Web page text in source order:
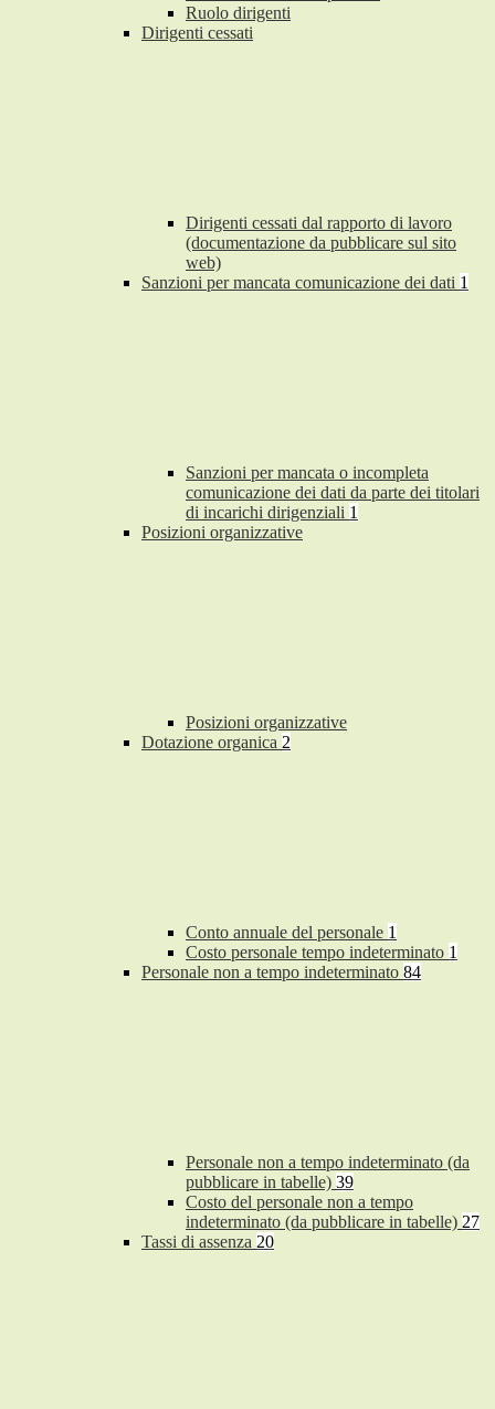
Ruolo dirigenti
Dirigenti cessati
Dirigenti cessati dal rapporto di lavoro
(documentazione da pubblicare sul sito
web)
Sanzioni per mancata comunicazione dei dati 1
Sanzioni per mancata o incompleta
comunicazione dei dati da parte dei titolari
di incarichi dirigenziali 1
Posizioni organizzative
Posizioni organizzative
Dotazione organica 2
Conto annuale del personale 1
Costo personale tempo indeterminato 1
Personale non a tempo indeterminato 84
Personale non a tempo indeterminato (da
pubblicare in tabelle) 39
Costo del personale non a tempo
indeterminato (da pubblicare in tabelle) 27
Tassi di assenza 20